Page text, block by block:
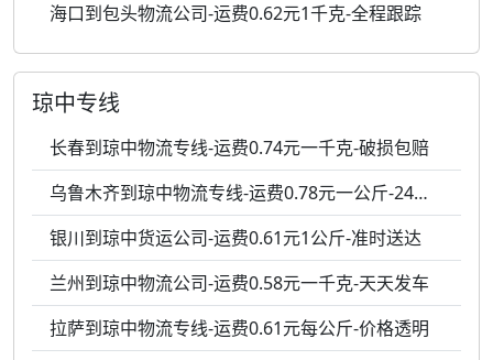
海口到包头物流公司-运费0.62元1千克-全程跟踪
琼中专线
长春到琼中物流专线-运费0.74元一千克-破损包赔
乌鲁木齐到琼中物流专线-运费0.78元一公斤-24小时服务
银川到琼中货运公司-运费0.61元1公斤-准时送达
兰州到琼中物流公司-运费0.58元一千克-天天发车
拉萨到琼中物流专线-运费0.61元每公斤-价格透明